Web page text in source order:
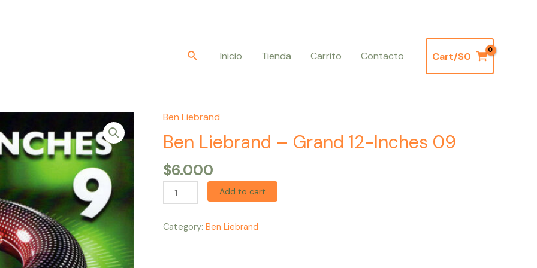
BuscarInicio Tienda Carrito Contacto Cart/$0
Ben Liebrand
Ben Liebrand – Grand 12-Inches 09
$6.000
Ben
Liebrand
–
Grand
12-
Inches
09
quantity
Add to cart
Category: Ben Liebrand